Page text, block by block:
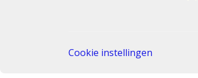
Cookie instellingen